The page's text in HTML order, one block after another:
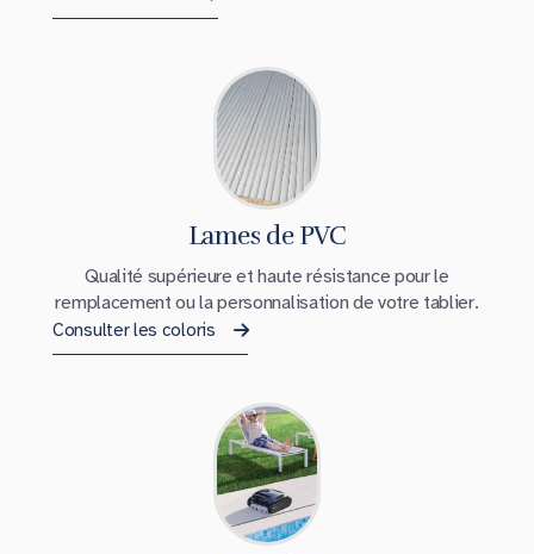
Lames de PVC
Qualité supérieure et haute résistance pour le
remplacement ou la personnalisation de votre tablier.
Consulter les coloris